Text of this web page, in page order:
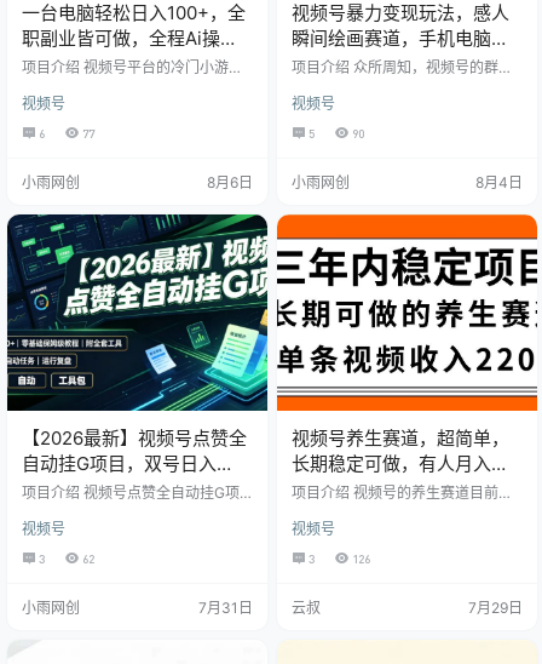
一台电脑轻松日入100+，全
职副业皆可做，全程Ai操
作，无需人工
项目介绍 视频号平台的冷门小游戏
平台特定退出了小游戏挂播的任
务，经过授权备案之后，我们可以
利用特定Ai工具和软件，模仿真人开
人工，收入相对来说比较稳定，平
4到5K左右!
视频号
6 77
小雨网创 8月6日
视频号暴力变现玩法，感人
瞬间绘画赛道，手机电脑均
可
项目介绍 众所周知，视频号的群体
感类，文化类视频都比较看重，我
们此次带来的就是关于情感类的感
人视频类目的制作玩法，通过短视
量变现，收益来源主要依靠视频号
投放广告，有客户点击广告，我们
就有米，只要你坚持更新，收益不
会比你工作的工资底 微信视频号感
人瞬间绘画，视频号中老年人居多
流量超…
视频号
5 90
小雨网创 8月4日
【2026最新】视频号点赞全
自动挂G项目，双号日入
700+，零基础保姆级教程
项目介绍 视频号点赞全自动挂G项
式，新手也能快速上手。本课程将
从项目原理、前期准备、完整实操
到注意事项进行全流程讲解，帮助
内部挂机脚本及详细使用教程，可
作效率。同时还会持续同步工具更
视频号
3 62
小雨网创 7月31日
视频号养生赛道，超简单，
长期稳定可做，有人月入
3w+
项目介绍 视频号的养生赛道目前比
货出单会比其他容易很多。在没有
开播的情况下，一条视频的佣金220
0。 也正是因为目前视频号相对好
主。自己都没弄明白呢，就开始割
视频号
3 126
云叔 7月29日